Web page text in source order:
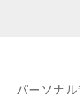
パーソナ